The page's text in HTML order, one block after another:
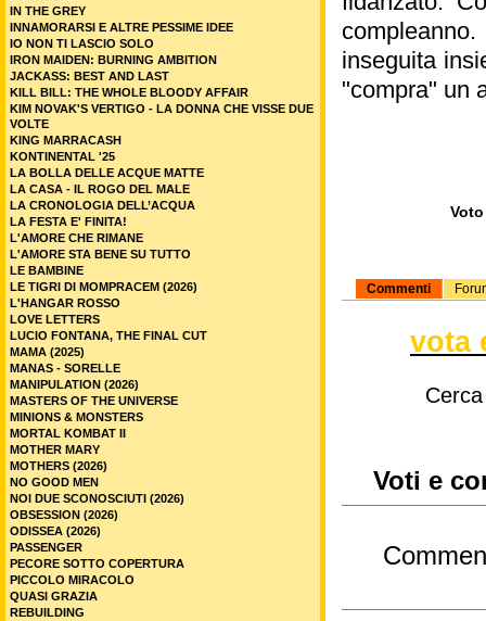
inseguita
"compra" un
Commenti
vota
Voti e
IN THE GREY
INNAMORARSI E ALTRE PESSIME IDEE
IO NON TI LASCIO SOLO
IRON MAIDEN: BURNING AMBITION
JACKASS: BEST AND LAST
KILL BILL: THE WHOLE BLOODY AFFAIR
KIM NOVAK'S VERTIGO - LA DONNA CHE VISSE DUE
VOLTE
KING MARRACASH
KONTINENTAL '25
LA BOLLA DELLE ACQUE MATTE
LA CASA - IL ROGO DEL MALE
LA CRONOLOGIA DELL’ACQUA
LA FESTA E' FINITA!
L'AMORE CHE RIMANE
L'AMORE STA BENE SU TUTTO
LE BAMBINE
LE TIGRI DI MOMPRACEM (2026)
L'HANGAR ROSSO
LOVE LETTERS
LUCIO FONTANA, THE FINAL CUT
MAMA (2025)
MANAS - SORELLE
MANIPULATION (2026)
MASTERS OF THE UNIVERSE
MINIONS & MONSTERS
MORTAL KOMBAT II
MOTHER MARY
MOTHERS (2026)
NO GOOD MEN
NOI DUE SCONOSCIUTI (2026)
OBSESSION (2026)
ODISSEA (2026)
PASSENGER
PECORE SOTTO COPERTURA
PICCOLO MIRACOLO
QUASI GRAZIA
REBUILDING